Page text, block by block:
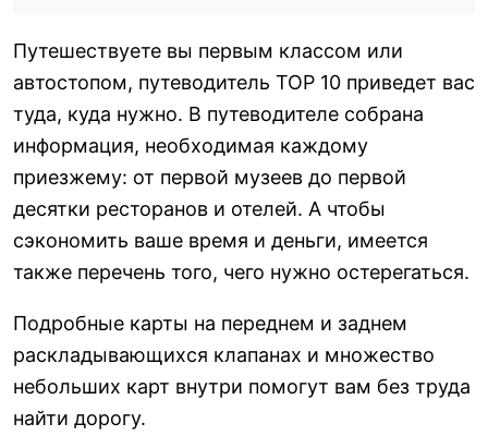
Путешествуете вы первым классом или
автостопом, путеводитель ТОР 10 приведет вас
туда, куда нужно. В путеводителе собрана
информация, необходимая каждому
приезжему: от первой музеев до первой
десятки ресторанов и отелей. А чтобы
сэкономить ваше время и деньги, имеется
также перечень того, чего нужно остерегаться.
Подробные карты на переднем и заднем
раскладывающихся клапанах и множество
небольших карт внутри помогут вам без труда
найти дорогу.